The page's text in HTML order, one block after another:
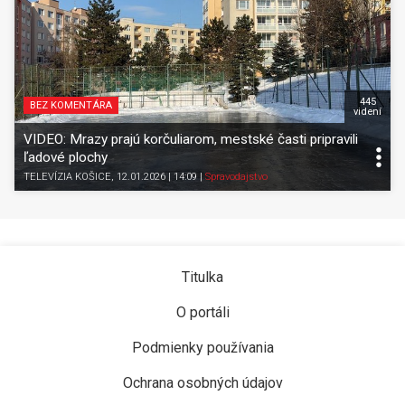
BEZ KOMENTÁRA
VIDEO: Mrazy prajú korčuliarom, mestské časti pripravili
ľadové plochy
TELEVÍZIA KOŠICE, 12.01.2026 | 14:09 Spravodajstvo
445
videní
Titulka
O portáli
Podmienky používania
Ochrana osobných údajov